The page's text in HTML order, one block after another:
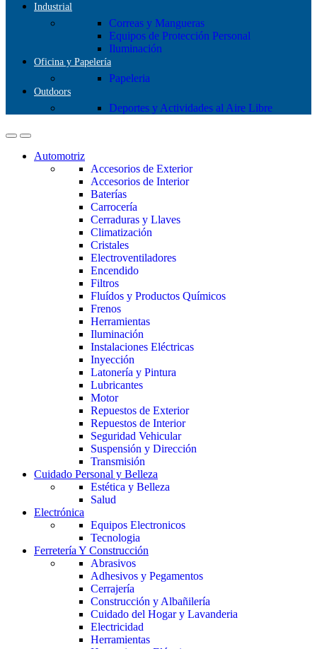
Industrial
Correas y Mangueras
Equipos de Protección Personal
Iluminación
Oficina y Papelería
Papeleria
Outdoors
Deportes y Actividades al Aire Libre
Automotriz
Accesorios de Exterior
Accesorios de Interior
Baterías
Carrocería
Cerraduras y Llaves
Climatización
Cristales
Electroventiladores
Encendido
Filtros
Fluídos y Productos Químicos
Frenos
Herramientas
Iluminación
Instalaciones Eléctricas
Inyección
Latonería y Pintura
Lubricantes
Motor
Repuestos de Exterior
Repuestos de Interior
Seguridad Vehicular
Suspensión y Dirección
Transmisión
Cuidado Personal y Belleza
Estética y Belleza
Salud
Electrónica
Equipos Electronicos
Tecnologia
Ferretería Y Construcción
Abrasivos
Adhesivos y Pegamentos
Cerrajería
Construcción y Albañilería
Cuidado del Hogar y Lavanderia
Electricidad
Herramientas